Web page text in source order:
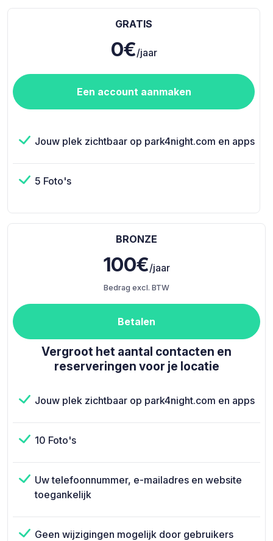
GRATIS
0€/jaar
Een account aanmaken
Jouw plek zichtbaar op park4night.com en apps
5 Foto's
BRONZE
100€/jaar
Bedrag excl. BTW
Betalen
Vergroot het aantal contacten en
reserveringen voor je locatie
Jouw plek zichtbaar op park4night.com en apps
10 Foto's
Uw telefoonnummer, e-mailadres en website
toegankelijk
Geen wijzigingen mogelijk door gebruikers